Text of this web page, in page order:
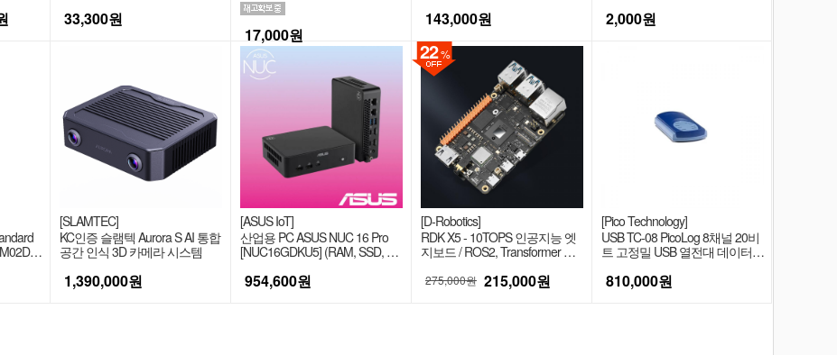
33,300원
17,000원
143,000원 2,000원
[SLAMTEC]
KC인증 슬램텍 Aurora S AI 통합
공간 인식 3D 카메라 시스템
1,390,000원
[ASUS IoT]
산업용 PC ASUS NUC 16 Pro
[NUC16GDKU5] (RAM, SSD, OS
954,600원
[D-Robotics]
RDK X5 - 10TOPS 인공지능 엣
지보드 / ROS2, Transformer 지
275,000원
22 %
215,000원
[Pico Technology]
USB TC-08 PicoLog 8채널 20비
트 고정밀 USB 열전대 데이터
810,000원